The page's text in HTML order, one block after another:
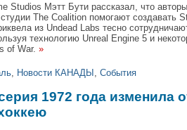
Studios Мэтт Бути рассказал, что
The Coalition помогают создавать
из Undead Labs тесно
технологию Unreal Engine 5 и
of War. »
, Новости КАНАДЫ , События
1972 года изменила